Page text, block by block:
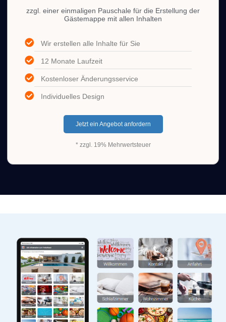
zzgl. einer einmaligen Pauschale für die Erstellung der
Gästemappe mit allen Inhalten
Wir erstellen alle Inhalte für Sie
12 Monate Laufzeit
Kostenloser Änderungsservice
Individuelles Design
Jetzt ein Angebot anfordern
* zzgl. 19% Mehrwertsteuer